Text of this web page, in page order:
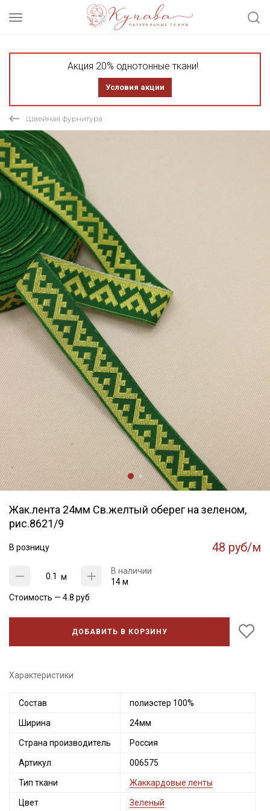
Акция 20% однотонные ткани!
Условия акции
Швейная фурнитура
Жак.лента 24мм Св.желтый оберег на зеленом,
рис.8621/9
В розницу 48 руб/м
м
В наличии
14 м
Стоимость — 4.8 руб
ДОБАВИТЬ В КОРЗИНУ
Характеристики
Состав полиэстер 100%
Ширина 24мм
Страна производитель Россия
Артикул 006575
Тип ткани Жаккардовые ленты
Цвет Зеленый